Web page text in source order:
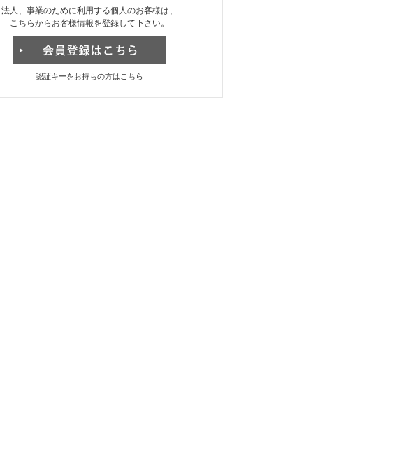
法人、事業のために利用する個人のお客様は、
こちらからお客様情報を登録して下さい。
認証キーをお持ちの方は こちら